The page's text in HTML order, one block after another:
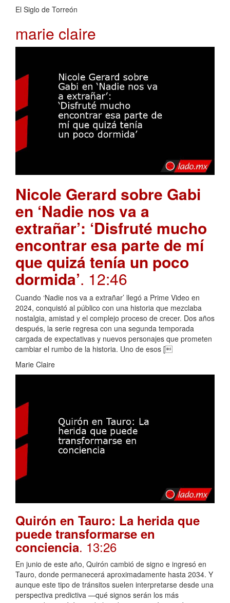
El Siglo de Torreón
marie claire
Nicole Gerard sobre Gabi
en ‘Nadie nos va a
extrañar’: ‘Disfruté mucho
encontrar esa parte de mí
que quizá tenía un poco
dormida’. 12:46
Cuando ‘Nadie nos va a extrañar’ llegó a Prime Video en
2024, conquistó al público con una historia que mezclaba
nostalgia, amistad y el complejo proceso de crecer. Dos años
después, la serie regresa con una segunda temporada
cargada de expectativas y nuevos personajes que prometen
cambiar el rumbo de la historia. Uno de esos [
Marie Claire
Quirón en Tauro: La herida que
puede transformarse en
conciencia. 13:26
En junio de este año, Quirón cambió de signo e ingresó en
Tauro, donde permanecerá aproximadamente hasta 2034. Y
aunque este tipo de tránsitos suelen interpretarse desde una
perspectiva predictiva —qué signos serán los más